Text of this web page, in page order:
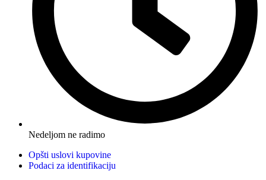
Nedeljom ne radimo
Opšti uslovi kupovine
Podaci za identifikaciju